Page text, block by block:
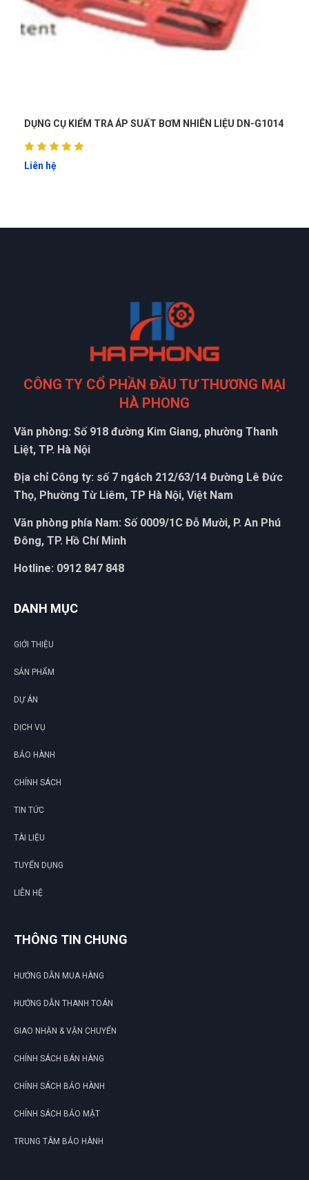
Sản phẩm dùng được, phù hợp với giá tiền.
sài thử rồi cảm thấy rất tốt, thank shop , sẽ quay lại ủng hộ
Mọi người đến thử nhé, hàng bên đây đúng đẹp, chất lượng
(Đánh giá 1 năm trước)
DỤNG CỤ THÁO THANH GIẰNG PHÍA TRONG THƯỚC LÁI
DN-B1029
CÔNG TY CỔ PHẦN ĐẦU TƯ THƯƠNG MẠI
HÀ PHONG
Văn phòng: Số 918 đường Kim Giang, phường Thanh
Liệt, TP. Hà Nội
Địa chỉ Công ty: số 7 ngách 212/63/14 Đường Lê Đức
Thọ, Phường Từ Liêm, TP Hà Nội, Việt Nam
Văn phòng phía Nam: Số 0009/1C Đỗ Mười, P. An Phú
Đông, TP. Hồ Chí Minh
Hotline: 0912 847 848
DANH MỤC
GIỚI THIỆU
SẢN PHẨM
DỰ ÁN
DỊCH VỤ
BẢO HÀNH
CHÍNH SÁCH
TIN TỨC
TÀI LIỆU
TUYỂN DỤNG
LIÊN HỆ
THÔNG TIN CHUNG
HƯỚNG DẪN MUA HÀNG
HƯỚNG DẪN THANH TOÁN
GIAO NHẬN & VẬN CHUYỂN
CHÍNH SÁCH BÁN HÀNG
CHÍNH SÁCH BẢO HÀNH
CHÍNH SÁCH BẢO MẬT
TRUNG TÂM BẢO HÀNH